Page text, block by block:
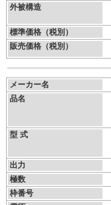
外被構造
標準価格（税別）
販売価格（税別）
メーカー名
品名
型 式
出力
極数
枠番号